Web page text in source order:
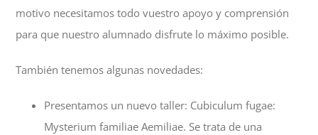
motivo necesitamos todo vuestro apoyo y comprensión
para que nuestro alumnado disfrute lo máximo posible.
También tenemos algunas novedades:
Presentamos un nuevo taller: Cubiculum fugae:
Mysterium familiae Aemiliae. Se trata de una